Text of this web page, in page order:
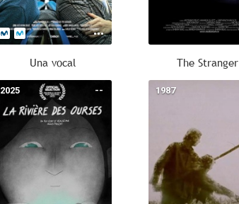
Una vocal The Stranger
--
2025 1987